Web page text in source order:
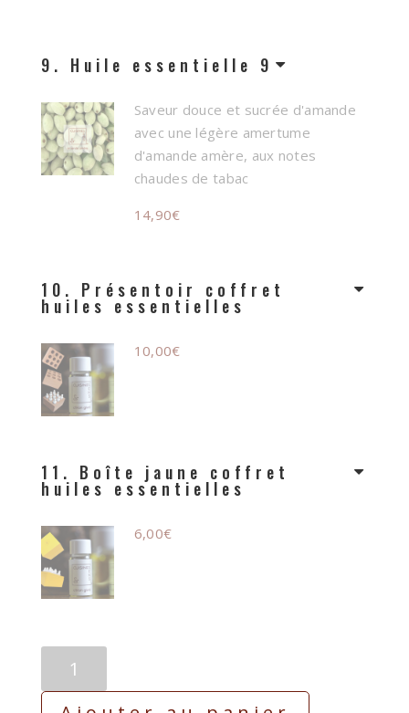
9 Huile essentielle 9
Saveur douce et sucrée d'amande
avec une légère amertume
d'amande amère, aux notes
chaudes de tabac
14,90€
10 Présentoir coffret
huiles essentielles
10,00€
11 Boîte jaune coffret
huiles essentielles
6,00€